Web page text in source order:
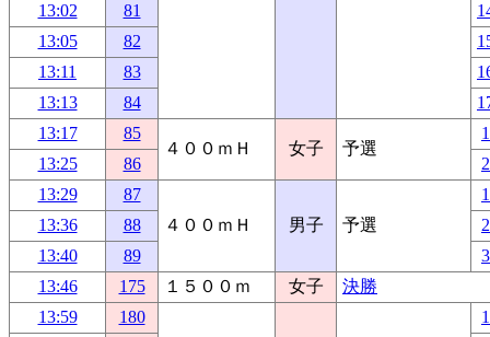
13:02 81
13:05
82
13:11
83
13:13
84
13:17
85
４００ｍＨ
女子 予選
13:25
86
13:29
87
４００ｍＨ
男子 予選
13:36
88
13:40
89
13:46
175 １５００ｍ 女子
決勝
13:59
180